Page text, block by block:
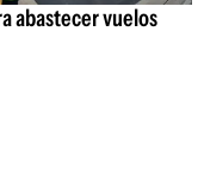
abastecer vuelos